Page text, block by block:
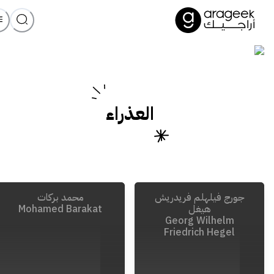
العذراء
جورج فيلهلم فريدريش
هيغل
Georg Wilhelm
Friedrich Hegel
محمد بركات
Mohamed Barakat